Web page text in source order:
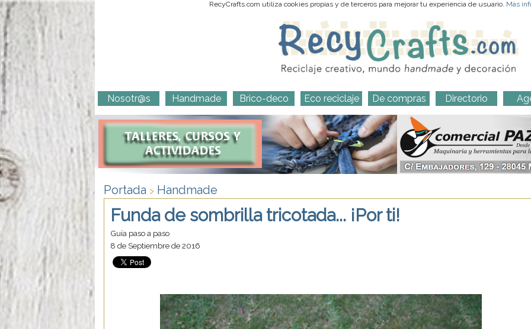
RecyCrafts.com utiliza cookies propias y de terceros para mejorar tu experiencia de usuario. Más
Nosotr@s Handmade Brico-deco Eco reciclaje De compras Directorio
Portada > Handmade
Funda de sombrilla tricotada... ¡Por ti!
Guía paso a paso
8 de Septiembre de 2016